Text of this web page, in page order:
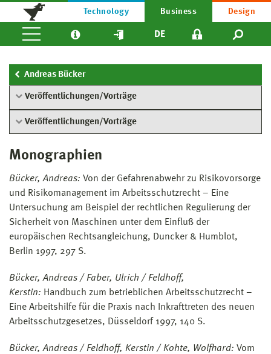
Technology Business Design
DE
Andreas Bücker
Veröffentlichungen/Vorträge
Veröffentlichungen/Vorträge
Monographien
Bücker, Andreas: Von der Gefahrenabwehr zu Risikovorsorge
und Risikomanagement im Arbeitsschutzrecht – Eine
Untersuchung am Beispiel der rechtlichen Regulierung der
Sicherheit von Maschinen unter dem Einfluß der
europäischen Rechtsangleichung, Duncker & Humblot,
Berlin 1997, 297 S.
Bücker, Andreas / Faber, Ulrich / Feldhoff,
Kerstin: Handbuch zum betrieblichen Arbeitsschutzrecht –
Eine Arbeitshilfe für die Praxis nach Inkrafttreten des neuen
Arbeitsschutzgesetzes, Düsseldorf 1997, 140 S.
Bücker, Andreas / Feldhoff, Kerstin / Kohte, Wolfhard: Vom